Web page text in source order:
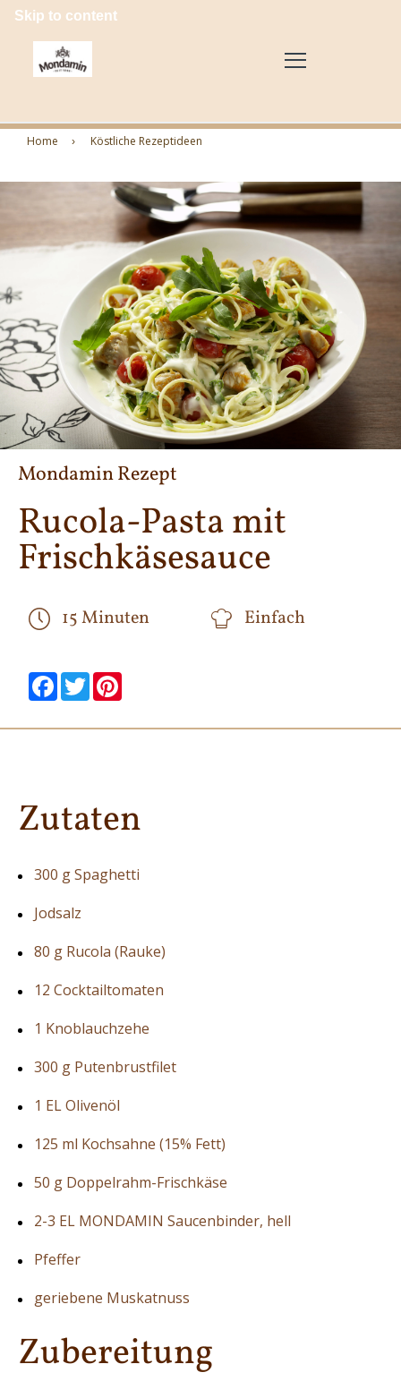
Skip to content
Home Köstliche Rezeptideen
Mondamin Rezept
Rucola-Pasta mit
Frischkäsesauce
15 Minuten Einfach
null
Facebook
null null
Twitter
null null
null
Zutaten
300 g Spaghetti
Jodsalz
80 g Rucola (Rauke)
12 Cocktailtomaten
1 Knoblauchzehe
300 g Putenbrustfilet
1 EL Olivenöl
125 ml Kochsahne (15% Fett)
50 g Doppelrahm-Frischkäse
2-3 EL MONDAMIN Saucenbinder, hell
Pfeffer
geriebene Muskatnuss
Zubereitung